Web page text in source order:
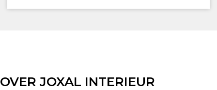
OVER JOXAL INTERIEUR